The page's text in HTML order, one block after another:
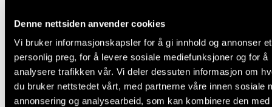
Denne nettsiden anvender cookies
Vi bruker informasjonskapsler for å gi innhold og annonser et
personlig preg, for å levere sosiale mediefunksjoner og for å
analysere trafikken vår. Vi deler dessuten informasjon om
du bruker nettstedet vårt, med partnerne våre innen sosiale
annonsering og analysearbeid, som kan kombinere den med
KOKO – komponistenes konsertserie
Onsdag 8. mai 2024 19:00
Levinsalen